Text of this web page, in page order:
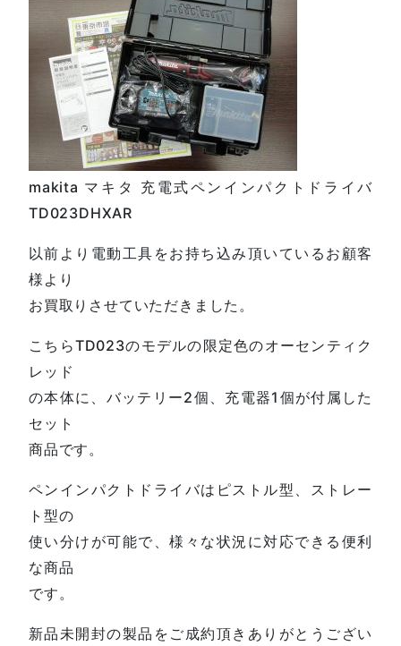
makita マキタ 充電式ペンインパクトドライバ
TD023DHXAR
以前より電動工具をお持ち込み頂いているお顧客
様より
お買取りさせていただきました。
こちらTD023のモデルの限定色のオーセンティク
レッド
の本体に、バッテリー2個、充電器1個が付属した
セット
商品です。
ペンインパクトドライバはピストル型、ストレー
ト型の
使い分けが可能で、様々な状況に対応できる便利
な商品
です。
新品未開封の製品をご成約頂きありがとうござい